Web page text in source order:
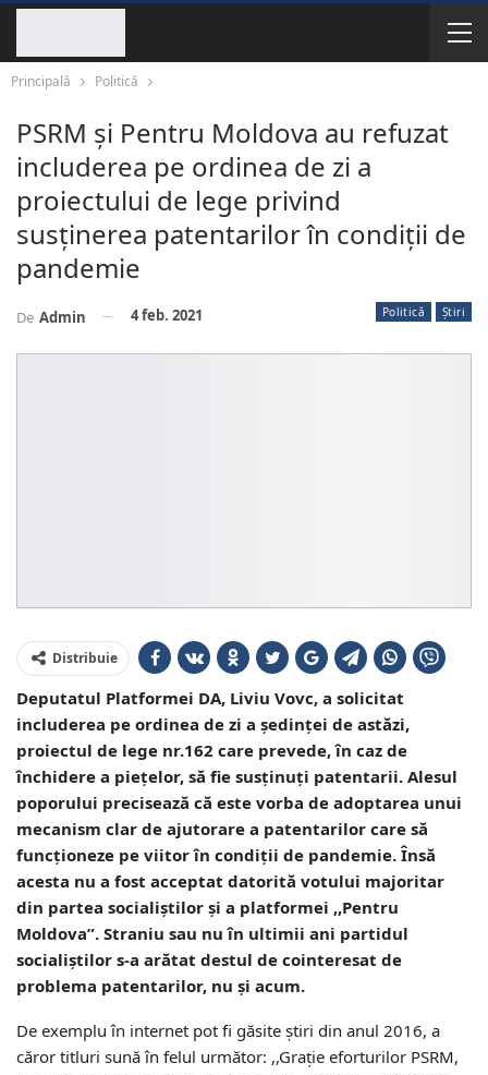
Principală Politică
PSRM și Pentru Moldova au refuzat
includerea pe ordinea de zi a
proiectului de lege privind
susținerea patentarilor în condiții de
pandemie
Politică Știri
De Admin 4 feb. 2021
Distribuie
Deputatul Platformei DA, Liviu Vovc, a solicitat
includerea pe ordinea de zi a ședinței de astăzi,
proiectul de lege nr.162 care prevede, în caz de
închidere a piețelor, să fie susținuți patentarii. Alesul
poporului precisează că este vorba de adoptarea unui
mecanism clar de ajutorare a patentarilor care să
funcționeze pe viitor în condiții de pandemie. Însă
acesta nu a fost acceptat datorită votului majoritar
din partea socialiștilor și a platformei ,,Pentru
Moldova”. Straniu sau nu în ultimii ani partidul
socialiștilor s-a arătat destul de cointeresat de
problema patentarilor, nu și acum.
De exemplu în internet pot fi găsite știri din anul 2016, a
căror titluri sună în felul următor: ,,Grație eforturilor PSRM,